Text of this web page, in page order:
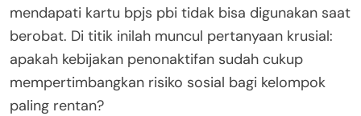
mendapati kartu bpjs pbi tidak bisa digunakan saat
berobat. Di titik inilah muncul pertanyaan krusial:
apakah kebijakan penonaktifan sudah cukup
mempertimbangkan risiko sosial bagi kelompok
paling rentan?